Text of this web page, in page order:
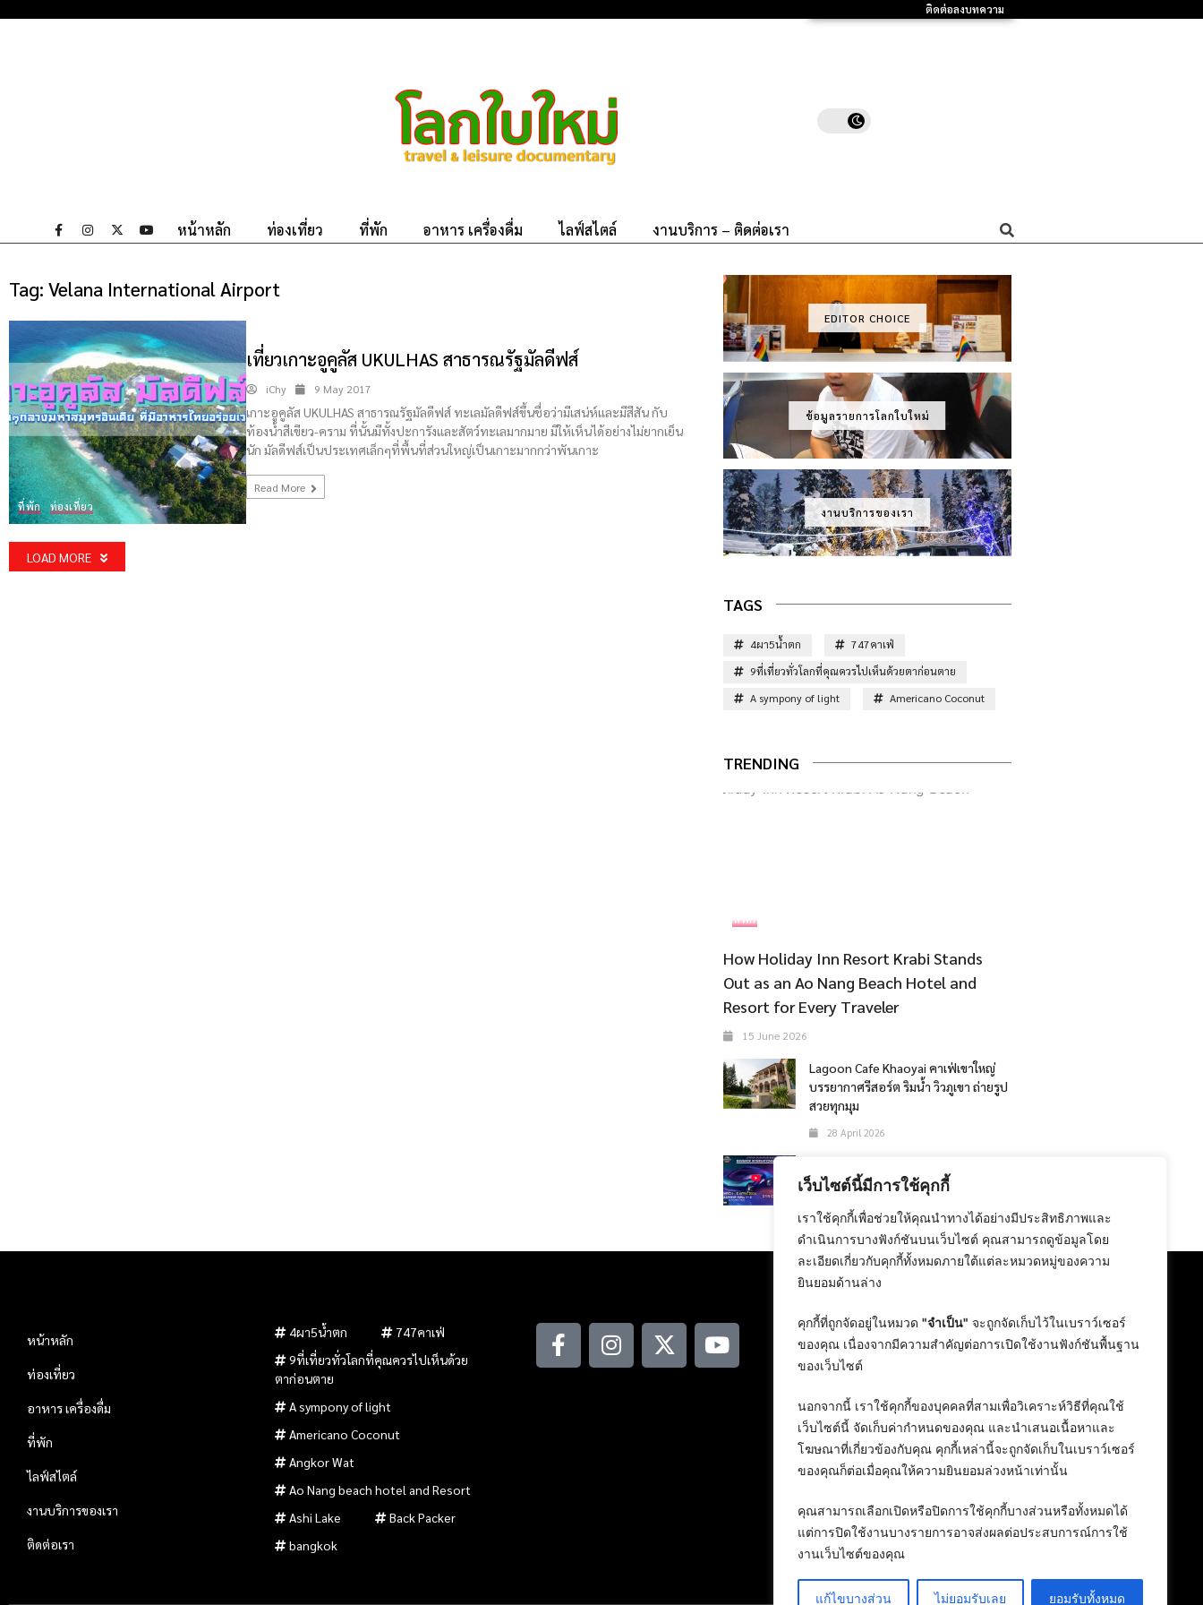
เว็บไซต์นี้มีการใช้คุกกี้
เราใช้คุกกี้เพื่อช่วยให้คุณนำทางได้อย่างมีประสิทธิภาพและ
ดำเนินการบางฟังก์ชันบนเว็บไซต์ คุณสามารถดูข้อมูลโดย
ละเอียดเกี่ยวกับคุกกี้ทั้งหมดภายใต้แต่ละหมวดหมู่ของความ
ยินยอมด้านล่าง
คุกกี้ที่ถูกจัดอยู่ในหมวด "จำเป็น" จะถูกจัดเก็บไว้ในเบราว์เซอร์
ของคุณ เนื่องจากมีความสำคัญต่อการเปิดใช้งานฟังก์ชันพื้นฐาน
ของเว็บไซต์
นอกจากนี้ เราใช้คุกกี้ของบุคคลที่สามเพื่อวิเคราะห์วิธีที่คุณใช้
เว็บไซต์นี้ จัดเก็บค่ากำหนดของคุณ และนำเสนอเนื้อหาและ
โฆษณาที่เกี่ยวข้องกับคุณ คุกกี้เหล่านี้จะถูกจัดเก็บในเบราว์เซอร์
ของคุณก็ต่อเมื่อคุณให้ความยินยอมล่วงหน้าเท่านั้น
คุณสามารถเลือกเปิดหรือปิดการใช้คุกกี้บางส่วนหรือทั้งหมดได้
แต่การปิดใช้งานบางรายการอาจส่งผลต่อประสบการณ์การใช้
งานเว็บไซต์ของคุณ
แก้ไขบางส่วน ไม่ยอมรับเลย ยอมรับทั้งหมด
ติดต่อลงบทความ
หน้าหลัก ท่องเที่ยว ที่พัก อาหาร เครื่องดื่ม ไลฟ์สไตล์ งานบริการ – ติดต่อเรา
Tag: Velana International Airport
ที่พัก ท่องเที่ยว
เที่ยวเกาะอูคูลัส UKULHAS สาธารณรัฐมัลดีฟส์
iChy 9 May 2017
เกาะอูคูลัส UKULHAS สาธารณรัฐมัลดีฟส์ ทะเลมัลดีฟส์ขึ้นชื่อว่ามีเสน่ห์และมีสีสัน กับ
ท้องน้ำสีเขียว-คราม ที่นั้นมีทั้งปะการังและสัตว์ทะเลมากมาย มีให้เห็นได้อย่างไม่ยากเย็น
นัก มัลดีฟส์เป็นประเทศเล็กๆที่พื้นที่ส่วนใหญ่เป็นเกาะมากกว่าพันเกาะ
Read More
LOAD MORE
EDITOR CHOICE
ข้อมูลรายการโลกใบใหม่
งานบริการของเรา
TAGS
4ผา5น้ำตก
747คาเฟ่
9ที่เที่ยวทั่วโลกที่คุณควรไปเห็นด้วยตาก่อนตาย
A sympony of light
Americano Coconut
TRENDING
ที่พัก
How Holiday Inn Resort Krabi Stands
Out as an Ao Nang Beach Hotel and
Resort for Every Traveler
15 June 2026
Lagoon Cafe Khaoyai คาเฟ่เขาใหญ่
บรรยากาศรีสอร์ต ริมน้ำ วิวภูเขา ถ่ายรูป
สวยทุกมุม
28 April 2026
Motor Show 2026
24 February 2026
หน้าหลัก
ท่องเที่ยว
อาหาร เครื่องดื่ม
ที่พัก
ไลฟ์สไตล์
งานบริการของเรา
ติดต่อเรา
4ผา5น้ำตก
747คาเฟ่
9ที่เที่ยวทั่วโลกที่คุณควรไปเห็นด้วย
ตาก่อนตาย
A sympony of light
Americano Coconut
Angkor Wat
Ao Nang beach hotel and Resort
Ashi Lake
Back Packer
bangkok